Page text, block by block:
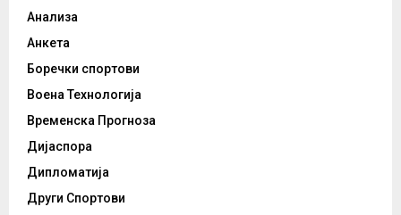
Анализа
Анкета
Боречки спортови
Воена Технологија
Временска Прогноза
Дијаспора
Дипломатија
Други Спортови